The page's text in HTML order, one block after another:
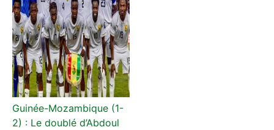
Guinée-Mozambique (1-
2) : Le doublé d’Abdoul